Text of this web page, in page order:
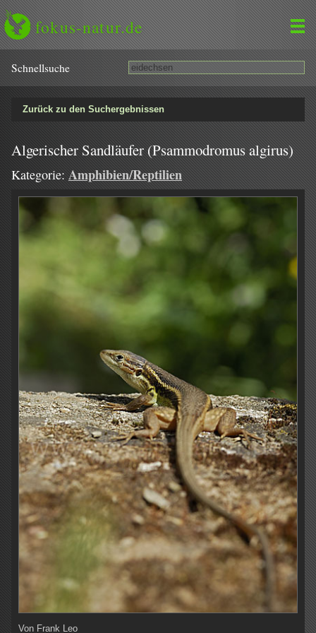
fokus-natur.de
Schnell­suche
Zurück zu den Suchergebnissen
Algerischer Sandläufer (Psammodromus algirus)
Kategorie: Amphibien/Reptilien
Von Frank Leo